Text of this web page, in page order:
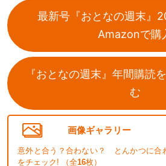
最新号『おとなの週末』
Amazonで購
『おとなの週末』年間購読
む
画像ギャラリー
意外と合う？合わない？ とんかつに合
をチェック! （全16枚）